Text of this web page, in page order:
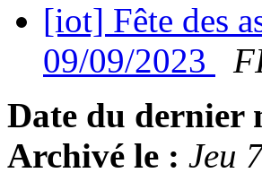
[iot] Fête des
09/09/2023
Date du dernier
Archivé le : Jeu